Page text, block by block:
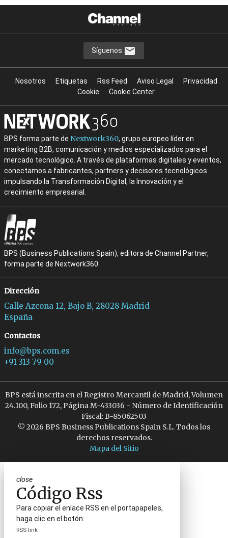
Síguenos
Nosotros Etiquetas Rss Feed Aviso Legal
Privacidad
Cookie
Cookie Center
BPS forma parte de Nextwork360, grupo europeo líder en
marketing B2B, comunicación y medios especializados para el
mercado tecnológico. A través de plataformas digitales y eventos,
conectamos a fabricantes, partners y decisores tecnológicos
impulsando la Transformación Digital, la Innovación y el
crecimiento empresarial.
BPS (Business Publications Spain), editora de Channel Partner,
forma parte de Nextwork360.
Dirección
Calle Azcona 12, Bajo B, 28028 Madrid
España
Contactos
info@bps.com.es
+91 313 79 00
BPS está inscrita en el Registro Mercantil de Madrid, Volumen
24.100, Folio 172, Página M-433036 - Número de Identificación
Fiscal: B-85062503
© 2026 BPS Business Publications Spain S.L. Todos los
derechos reservados.
Mapa del Sitio
close
Código Rss
Para copiar el enlace RSS en el portapapeles,
haga clic en el botón.
RSS link